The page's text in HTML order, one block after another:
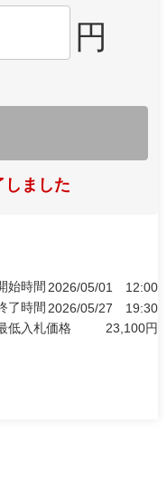
円
しました
始時間 2026/05/01
12:00
了時間 2026/05/27
19:30
低入札価格
23,100円